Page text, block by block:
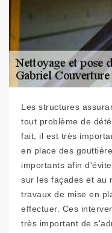
Les structures
tout problème de
fait, il est très
en place des
importants afin
sur les façades et au
travaux de mise en
effectuer. Ces
très important de